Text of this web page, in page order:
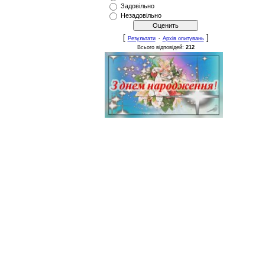
Задовільно
Незадовільно
[ Результати· Архів опитувань]
Всього відповідей: 212